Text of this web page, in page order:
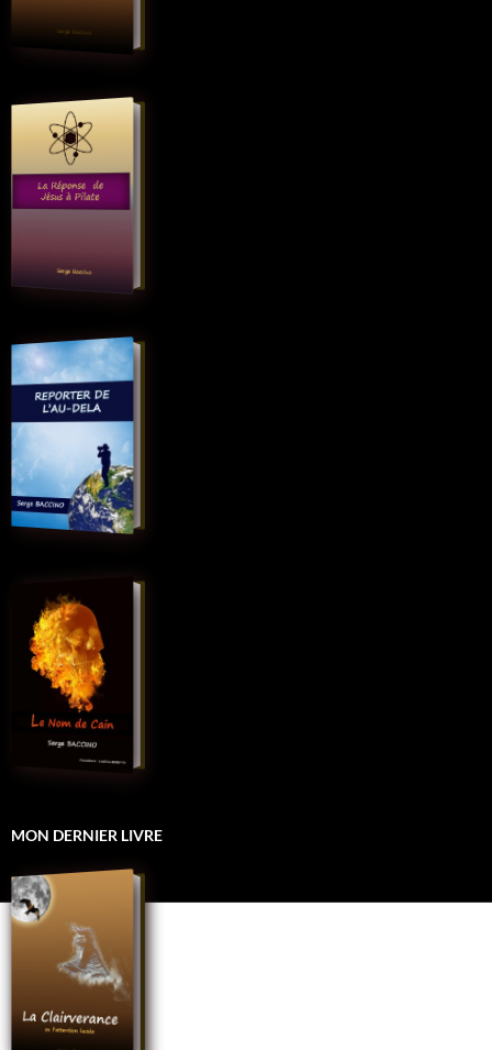
MON DERNIER LIVRE